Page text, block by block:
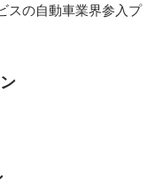
スの自動車業界参入プ